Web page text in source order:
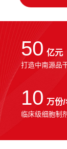
50 亿元
打造中南源品
10 万份
临床级细胞制剂